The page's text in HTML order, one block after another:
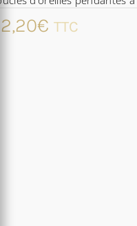
€ TTC